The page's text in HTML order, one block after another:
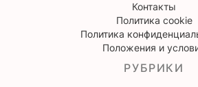
Контакты
Политика cookie
Политика
Положения и
РУБРИКИ